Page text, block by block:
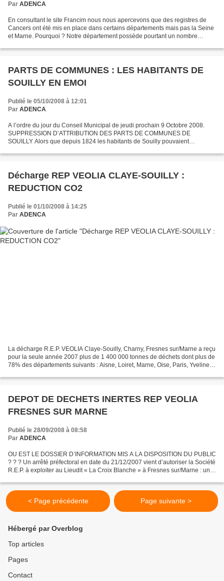
Par ADENCA
En consultant le site Francim nous nous apercevons que des registres de
Cancers ont été mis en place dans certains départements mais pas la Seine
et Marne. Pourquoi ? Notre département possède pourtant un nombre
PARTS DE COMMUNES : LES HABITANTS DE
SOUILLY EN EMOI
Publié le 05/10/2008 à 12:01
Par ADENCA
A l’ordre du jour du Conseil Municipal de jeudi prochain 9 Octobre 2008.
SUPPRESSION D’ATTRIBUTION DES PARTS DE COMMUNES DE
SOUILLY Alors que depuis 1824 les habitants de Souilly pouvaient
Décharge REP VEOLIA CLAYE-SOUILLY :
REDUCTION CO2
Publié le 01/10/2008 à 14:25
Par ADENCA
La décharge R.E.P. VEOLIA Claye-Souilly, Charny, Fresnes sur/Marne a reçu
pour la seule année 2007 plus de 1 400 000 tonnes de déchets dont plus de
78% des départements suivants : Aisne, Loiret, Marne, Oise, Paris, Yvelines,
DEPOT DE DECHETS INERTES REP VEOLIA
FRESNES SUR MARNE
Publié le 28/09/2008 à 08:58
Par ADENCA
OU EST LE DOSSIER D’INFORMATION MIS A LA DISPOSITION DU PUBLIC
? ? ? Un arrêté préfectoral en date du 21/12/2007 vient d’autoriser la Société
R.E.P. à exploiter au Lieudit « La Croix Blanche » à Fresnes sur/Marne : un
< Page précédente Page suivante >
Hébergé par Overblog
Top articles
Pages
Contact